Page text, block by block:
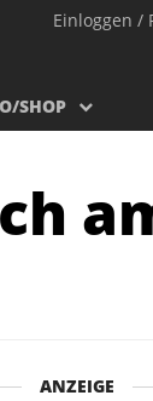
Einloggen /
SHOP
ANZEIGE